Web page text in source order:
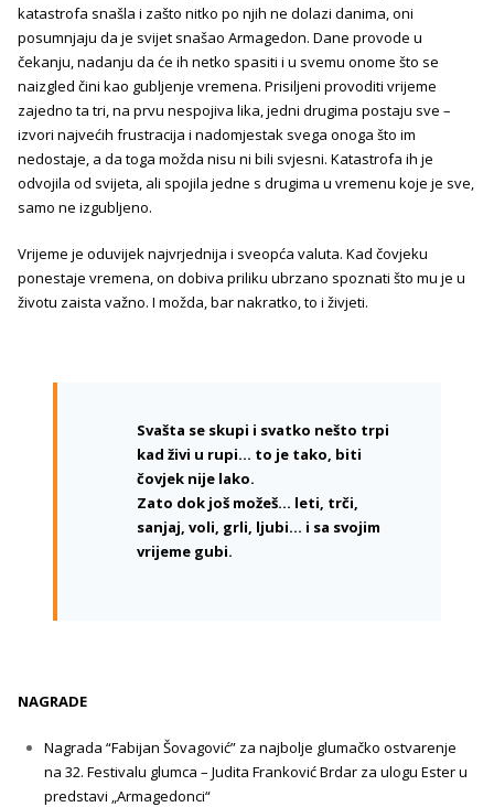
katastrofa snašla i zašto nitko po njih ne dolazi danima, oni
posumnjaju da je svijet snašao Armagedon. Dane provode u
čekanju, nadanju da će ih netko spasiti i u svemu onome što se
naizgled čini kao gubljenje vremena. Prisiljeni provoditi vrijeme
zajedno ta tri, na prvu nespojiva lika, jedni drugima postaju sve –
izvori najvećih frustracija i nadomjestak svega onoga što im
nedostaje, a da toga možda nisu ni bili svjesni. Katastrofa ih je
odvojila od svijeta, ali spojila jedne s drugima u vremenu koje je sve,
samo ne izgubljeno.
Vrijeme je oduvijek najvrjednija i sveopća valuta. Kad čovjeku
ponestaje vremena, on dobiva priliku ubrzano spoznati što mu je u
životu zaista važno. I možda, bar nakratko, to i živjeti.
Svašta se skupi i svatko nešto trpi
kad živi u rupi… to je tako, biti
čovjek nije lako.
Zato dok još možeš… leti, trči,
sanjaj, voli, grli, ljubi… i sa svojim
vrijeme gubi.
NAGRADE
Nagrada “Fabijan Šovagović” za najbolje glumačko ostvarenje
na 32. Festivalu glumca – Judita Franković Brdar za ulogu Ester u
predstavi „Armagedonci“